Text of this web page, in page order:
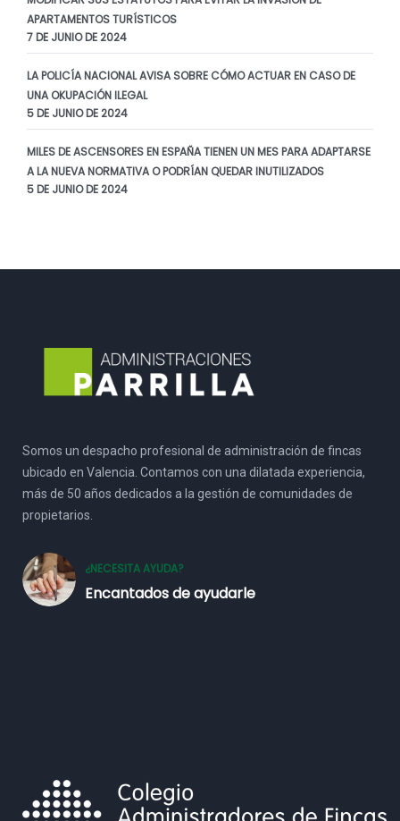
APARTAMENTOS TURÍSTICOS
7 DE JUNIO DE 2024
LA POLICÍA NACIONAL AVISA SOBRE CÓMO ACTUAR EN CASO DE
UNA OKUPACIÓN ILEGAL
5 DE JUNIO DE 2024
MILES DE ASCENSORES EN ESPAÑA TIENEN UN MES PARA ADAPTARSE
A LA NUEVA NORMATIVA O PODRÍAN QUEDAR INUTILIZADOS
5 DE JUNIO DE 2024
Somos un despacho profesional de administración de fincas
ubicado en Valencia. Contamos con una dilatada experiencia,
más de 50 años dedicados a la gestión de comunidades de
propietarios.
¿NECESITA AYUDA?
Encantados de ayudarle